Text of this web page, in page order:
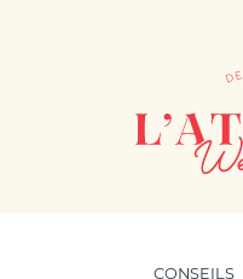
CONSEILS